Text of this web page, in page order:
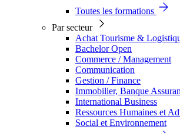
Toutes les formations
Par secteur
Achat Tourisme &
Bachelor Open
Commerce / Management
Communication
Gestion / Finance
Immobilier, Banque
International Business
Ressources Humaines et
Social et Environnement